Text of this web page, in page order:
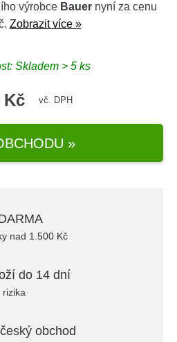
výrobce Bauer nyní za cenu
Zobrazit více »
Skladem > 5 ks
Kč vč. DPH
»
nad 1.500 Kč
do 14 dní
obchod